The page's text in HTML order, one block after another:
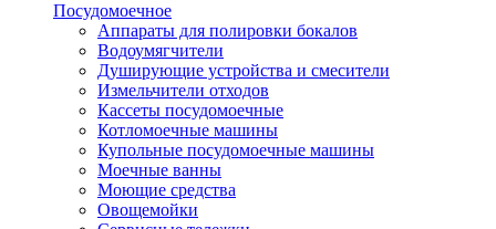
Посудомоечное
Аппараты для полировки бокалов
Водоумягчители
Душирующие устройства и смесители
Измельчители отходов
Кассеты посудомоечные
Котломоечные машины
Купольные посудомоечные машины
Моечные ванны
Моющие средства
Овощемойки